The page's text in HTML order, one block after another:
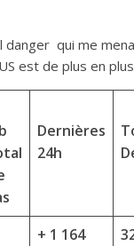
qui me
est de plus en
Dernières
24h
+ 1 164